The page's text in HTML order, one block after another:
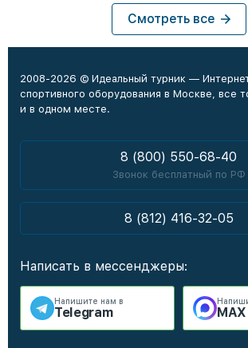
Смотреть все
2008-2026 © Идеальный турник —
спортивного оборудования в Москве, все
и в одном месте.
8 (800) 550-68-40
Звонок бесплатный по РФ
8 (812) 416-32-05
Написать в мессенджеры:
Напишите нам в
Telegram MAX